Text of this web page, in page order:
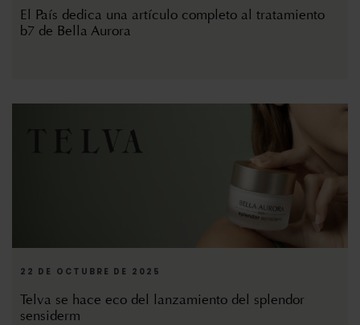
El País dedica una artículo completo al tratamiento
b7 de Bella Aurora
22 DE OCTUBRE DE 2025
Telva se hace eco del lanzamiento del splendor
sensiderm